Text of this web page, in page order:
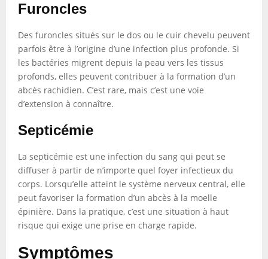
Furoncles
Des furoncles situés sur le dos ou le cuir chevelu peuvent
parfois être à l’origine d’une infection plus profonde. Si
les bactéries migrent depuis la peau vers les tissus
profonds, elles peuvent contribuer à la formation d’un
abcès rachidien. C’est rare, mais c’est une voie
d’extension à connaître.
Septicémie
La septicémie est une infection du sang qui peut se
diffuser à partir de n’importe quel foyer infectieux du
corps. Lorsqu’elle atteint le système nerveux central, elle
peut favoriser la formation d’un abcès à la moelle
épinière. Dans la pratique, c’est une situation à haut
risque qui exige une prise en charge rapide.
Symptômes